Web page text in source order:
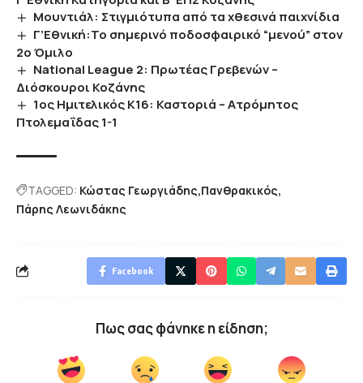
Μουντιάλ: Στιγμιότυπα από τα χθεσινά παιχνίδια
Γ’Εθνική:Το σημερινό ποδοσφαιρικό “μενού” στον
2ο Όμιλο
National League 2: Πρωτέας Γρεβενών –
Διόσκουροι Κοζάνης
1ος Ημιτελικός Κ16: Καστοριά – Ατρόμητος
Πτολεμαΐδας 1-1
TAGGED: Κώστας Γεωργιάδης Πανθρακικός
Πάρης Λεωνιδάκης
Facebook
Πως σας φάνηκε η είδηση;